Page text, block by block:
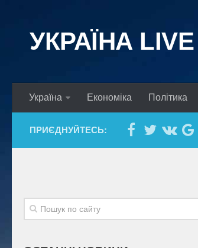
УКРАЇНА LIVE
Україна Економіка Політика
ПРИЄДНУЙТЕСЬ: